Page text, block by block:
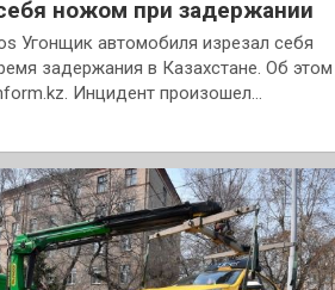
ножом при задержании
Угонщик автомобиля изрезал себя
задержания в Казахстане. Об этом
Инцидент произошел…